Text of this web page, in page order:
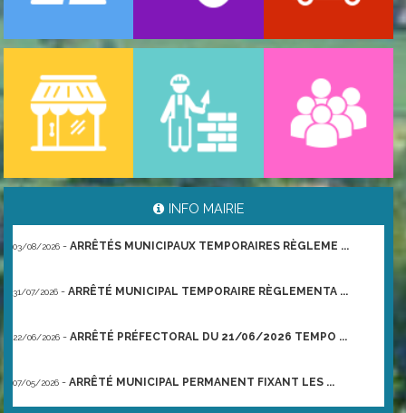
INFO MAIRIE
ARRÊTÉS MUNICIPAUX TEMPORAIRES RÈGLEME ...
ARRÊTÉ MUNICIPAL TEMPORAIRE RÈGLEMENTA ...
ARRÊTÉ PRÉFECTORAL DU 21/06/2026 TEMPO ...
ARRÊTÉ MUNICIPAL PERMANENT FIXANT LES ...